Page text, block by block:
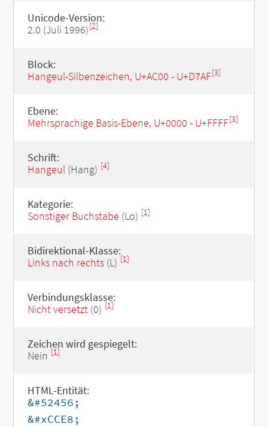
Unicode-Version:
2.0 (Juli 1996)[2]
Block:
Hangeul-Silbenzeichen, U+AC00 - U+D7AF[3]
Ebene:
Mehrsprachige Basis-Ebene, U+0000 - U+FFFF[3]
Schrift:
Hangeul(Hang) [4]
Kategorie:
Sonstiger Buchstabe (Lo) [1]
Bidirektional-Klasse:
Links nach rechts(L) [1]
Verbindungsklasse:
Nicht versetzt(0) [1]
Zeichen wird gespiegelt:
Nein [1]
HTML-Entität:
&#52456;
&#xCCE8;